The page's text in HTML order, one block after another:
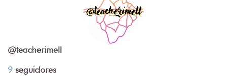
@teacherimell
9 seguidores